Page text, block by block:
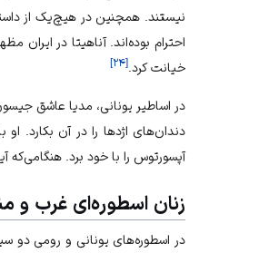
نیستند. همچنین در هیچ‌یک از
احترام بوده‌اند. آناهیتا در
خیانت کرد. [۲۴]
در اساطیر یونانی، مدیا عاشق
دندان‌های اژدها را در آن بکارد.
آپسورتوس را با خود برد.
زنان اسطوره‌ای غرب و
در اسطوره‌های یونانی و رومی دو